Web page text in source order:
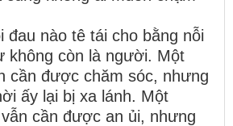
đau nào tê tái cho bằng nỗi
không còn là người. Một
cần được chăm sóc, nhưng
ấy lại bị xa lánh. Một
cần được an ủi, nhưng